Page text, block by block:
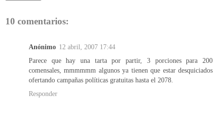
10 comentarios:
Anónimo 12 abril, 2007 17:44
Parece que hay una tarta por partir, 3 porciones para 200
comensales, mmmmmm algunos ya tienen que estar desquiciados
ofertando campañas políticas gratuitas hasta el 2078.
Responder